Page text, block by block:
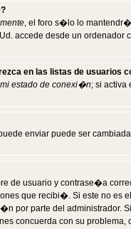
, el foro s�lo lo mantendr�
accede desde un
en las listas de usuarios
estado de conexi�n; si
enviar puede ser
de usuario y contrase�a
que recibi�. Si este no es
por parte del
concuerda con su problema,